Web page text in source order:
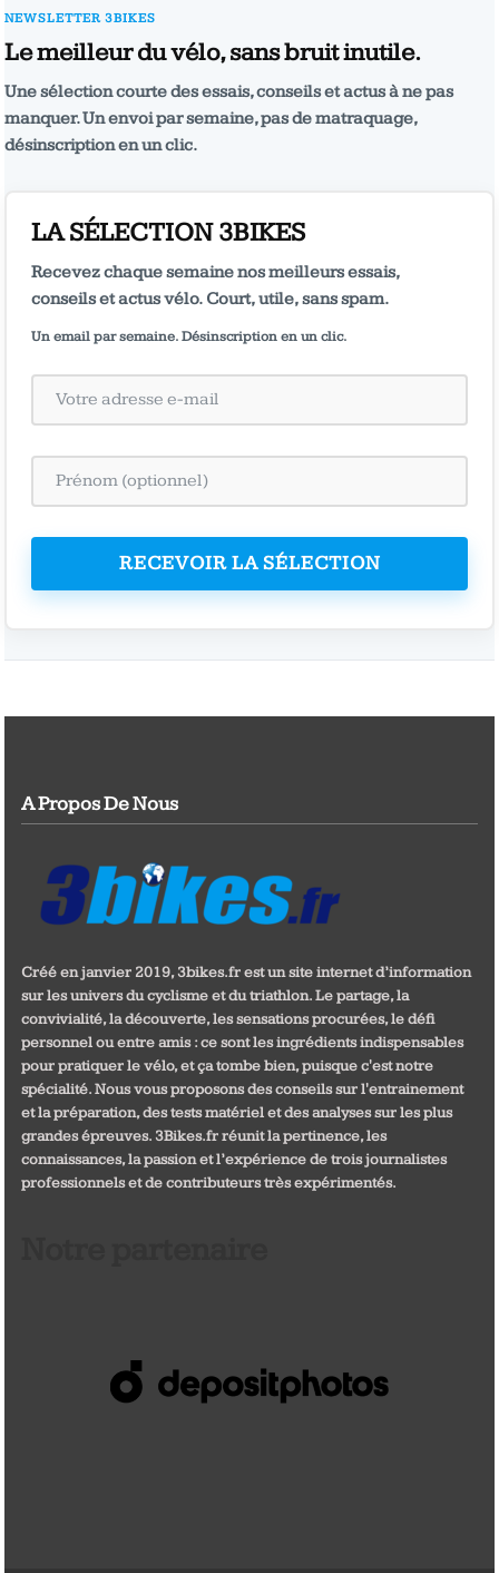
NEWSLETTER 3BIKES
Le meilleur du vélo, sans bruit inutile.
Une sélection courte des essais, conseils et actus à ne pas
manquer. Un envoi par semaine, pas de matraquage,
désinscription en un clic.
LA SÉLECTION 3BIKES
Recevez chaque semaine nos meilleurs essais,
conseils et actus vélo. Court, utile, sans spam.
Un email par semaine. Désinscription en un clic.
RECEVOIR LA SÉLECTION
A Propos De Nous
Créé en janvier 2019, 3bikes.fr est un site internet d’information
sur les univers du cyclisme et du triathlon. Le partage, la
convivialité, la découverte, les sensations procurées, le défi
personnel ou entre amis : ce sont les ingrédients indispensables
pour pratiquer le vélo, et ça tombe bien, puisque c'est notre
spécialité. Nous vous proposons des conseils sur l'entrainement
et la préparation, des tests matériel et des analyses sur les plus
grandes épreuves. 3Bikes.fr réunit la pertinence, les
connaissances, la passion et l’expérience de trois journalistes
professionnels et de contributeurs très expérimentés.